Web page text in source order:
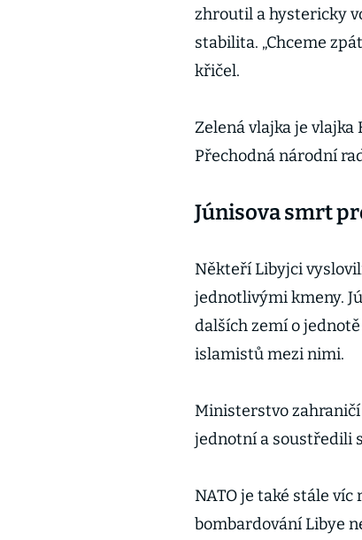
zhroutil a hystericky
stabilita. „Chceme
křičel.
Zelená vlajka je
Přechodná národní
Júnisova smrt
Někteří Libyjci
jednotlivými kmeny.
dalších zemí o
islamistů mezi nimi.
Ministerstvo zahraničí
jednotní a soustředili
NATO je také stále
bombardování Libye